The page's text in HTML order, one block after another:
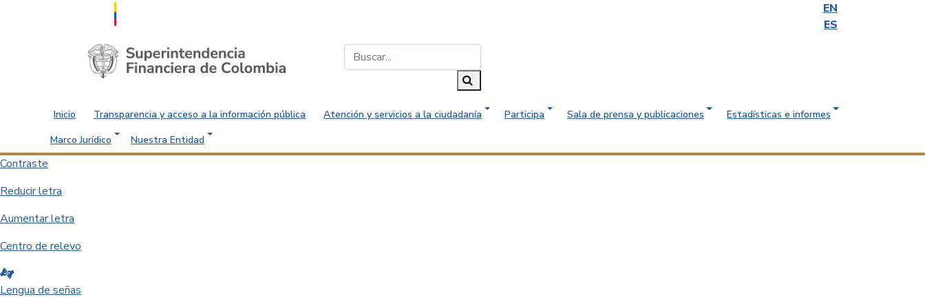
EN
ES
Saltar al contenido principal
Inicio Transparencia y acceso a la información pública Atención y servicios a la ciudadanía Participa Sala de prensa y publicaciones
Estadísticas e informes
Marco Jurídico
Nuestra Entidad
Contraste
Reducir letra
Aumentar letra
Centro de relevo
Lengua de señas